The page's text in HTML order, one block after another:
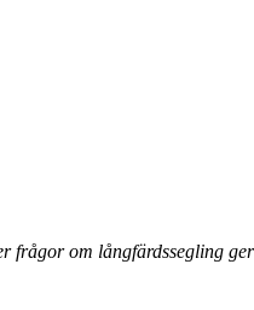
frågor om långfärdssegling